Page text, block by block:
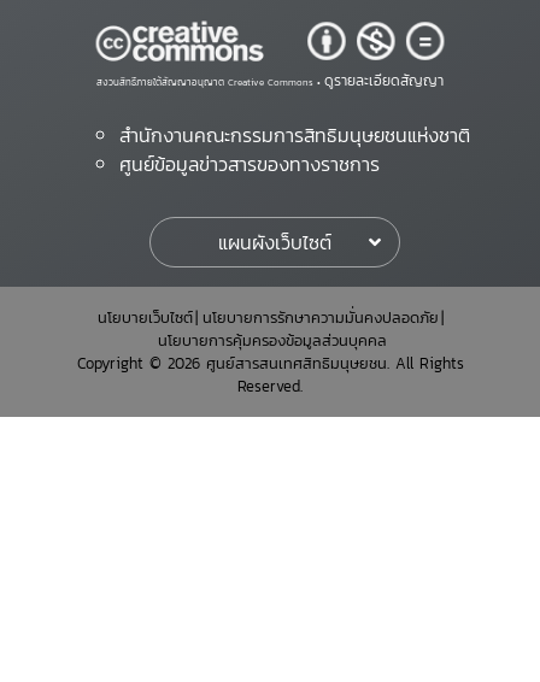
สงวนสิทธิ์ภายใต้สัญญาอนุญาต Creative Commons • ดูรายละเอียดสัญญา
สำนักงานคณะกรรมการสิทธิมนุษยชนแห่งชาติ
ศูนย์ข้อมูลข่าวสารของทางราชการ
แผนผังเว็บไซต์
นโยบายเว็บไซต์ นโยบายการรักษาความมั่นคงปลอดภัย
นโยบายการคุ้มครองข้อมูลส่วนบุคคล
Copyright © 2026 ศูนย์สารสนเทศสิทธิมนุษยชน. All Rights
Reserved.